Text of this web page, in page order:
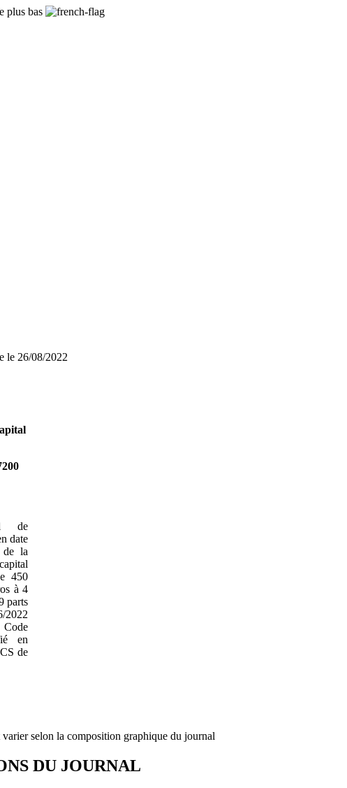
plus bas
le 26/08/2022
de
date
de la
450
à 4
parts
2022
Code
en
de
selon la composition graphique du journal
DU JOURNAL